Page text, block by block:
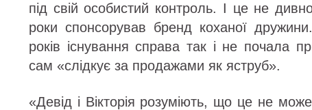
під свій особистий контроль. І це не
роки спонсорував бренд коханої
років існування справа так і не почала
сам «слідкує за продажами як яструб».
«Девід і Вікторія розуміють, що це не